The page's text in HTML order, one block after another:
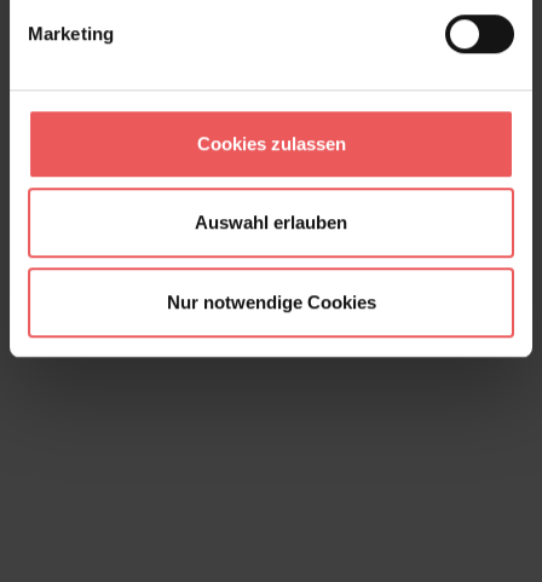
Marketing
Cookies zulassen
Auswahl erlauben
Nur notwendige Cookies
145,00 €